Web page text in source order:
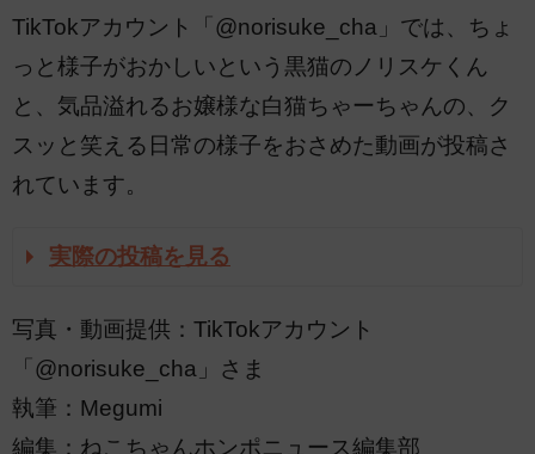
TikTokアカウント「@norisuke_cha」では、ちょ
っと様子がおかしいという黒猫のノリスケくん
と、気品溢れるお嬢様な白猫ちゃーちゃんの、ク
スッと笑える日常の様子をおさめた動画が投稿さ
れています。
実際の投稿を見る
写真・動画提供：TikTokアカウント
「@norisuke_cha」さま
執筆：Megumi
編集：ねこちゃんホンポニュース編集部